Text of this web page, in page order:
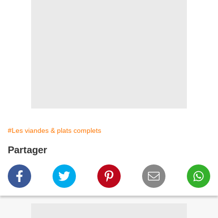
#Les viandes & plats complets
Partager